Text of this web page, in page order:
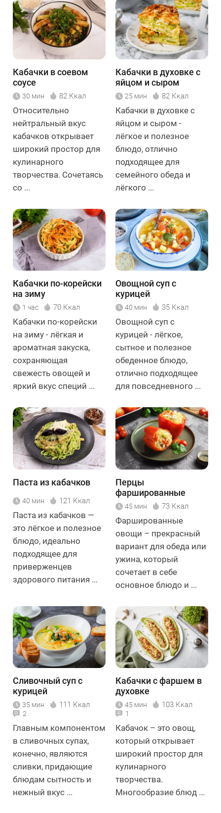
Кабачки в соевом
соусе
30 мин 82 Ккал
Относительно
нейтральный вкус
кабачков открывает
широкий простор для
кулинарного
творчества. Сочетаясь
со ...
Кабачки в духовке с
яйцом и сыром
25 мин 82 Ккал
Кабачки в духовке с
яйцом и сыром -
лёгкое и полезное
блюдо, отлично
подходящее для
семейного обеда и
лёгкого ...
Кабачки по-корейски
на зиму
1 час 70 Ккал
Кабачки по-корейски
на зиму - лёгкая и
ароматная закуска,
сохраняющая
свежесть овощей и
яркий вкус специй ...
Овощной суп с
курицей
40 мин 35 Ккал
Овощной суп с
курицей - лёгкое,
сытное и полезное
обеденное блюдо,
отлично подходящее
для повседневного ...
Паста из кабачков
40 мин 121 Ккал
Паста из кабачков —
это лёгкое и полезное
блюдо, идеально
подходящее для
приверженцев
здорового питания ...
Перцы
фаршированные
кускусом
45 мин 73 Ккал
Фаршированные
овощи – прекрасный
вариант для обеда или
ужина, который
сочетает в себе
основное блюдо и ...
Сливочный суп с
курицей
35 мин 111 Ккал
2
Главным компонентом
в сливочных супах,
конечно, являются
сливки, придающие
блюдам сытность и
нежный вкус ...
Кабачки с фаршем в
духовке
45 мин 103 Ккал
1
Кабачок – это овощ,
который открывает
широкий простор для
кулинарного
творчества.
Многообразие блюд ...